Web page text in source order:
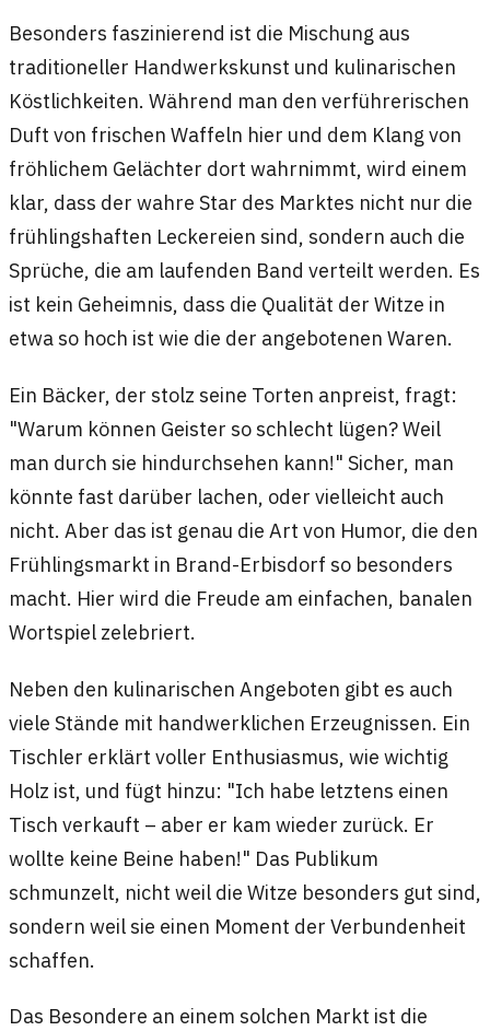
Besonders faszinierend ist die Mischung aus
traditioneller Handwerkskunst und kulinarischen
Köstlichkeiten. Während man den verführerischen
Duft von frischen Waffeln hier und dem Klang von
fröhlichem Gelächter dort wahrnimmt, wird einem
klar, dass der wahre Star des Marktes nicht nur die
frühlingshaften Leckereien sind, sondern auch die
Sprüche, die am laufenden Band verteilt werden. Es
ist kein Geheimnis, dass die Qualität der Witze in
etwa so hoch ist wie die der angebotenen Waren.
Ein Bäcker, der stolz seine Torten anpreist, fragt:
"Warum können Geister so schlecht lügen? Weil
man durch sie hindurchsehen kann!" Sicher, man
könnte fast darüber lachen, oder vielleicht auch
nicht. Aber das ist genau die Art von Humor, die den
Frühlingsmarkt in Brand-Erbisdorf so besonders
macht. Hier wird die Freude am einfachen, banalen
Wortspiel zelebriert.
Neben den kulinarischen Angeboten gibt es auch
viele Stände mit handwerklichen Erzeugnissen. Ein
Tischler erklärt voller Enthusiasmus, wie wichtig
Holz ist, und fügt hinzu: "Ich habe letztens einen
Tisch verkauft – aber er kam wieder zurück. Er
wollte keine Beine haben!" Das Publikum
schmunzelt, nicht weil die Witze besonders gut sind,
sondern weil sie einen Moment der Verbundenheit
schaffen.
Das Besondere an einem solchen Markt ist die